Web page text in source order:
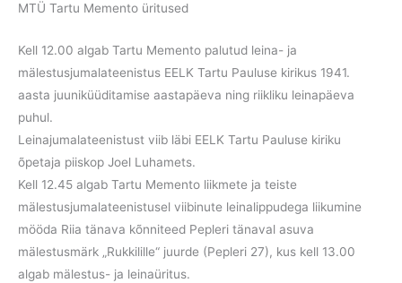
MTÜ Tartu Memento üritused
Kell 12.00 algab Tartu Memento palutud leina- ja
mälestusjumalateenistus EELK Tartu Pauluse kirikus 1941.
aasta juuniküüditamise aastapäeva ning riikliku leinapäeva
puhul.
Leinajumalateenistust viib läbi EELK Tartu Pauluse kiriku
õpetaja piiskop Joel Luhamets.
Kell 12.45 algab Tartu Memento liikmete ja teiste
mälestusjumalateenistusel viibinute leinalippudega liikumine
mööda Riia tänava kõnniteed Pepleri tänaval asuva
mälestusmärk „Rukkilille“ juurde (Pepleri 27), kus kell 13.00
algab mälestus- ja leinaüritus.